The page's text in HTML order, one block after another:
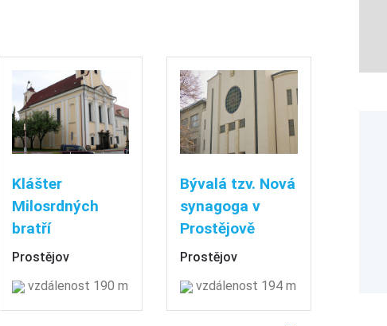
Klášter
Milosrdných
bratří
Prostějov
vzdálenost 190 m
Bývalá tzv. Nová
synagoga v
Prostějově
Prostějov
vzdálenost 194 m